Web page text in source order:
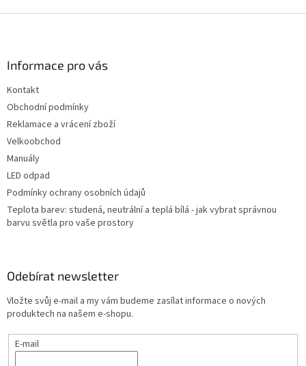
Informace pro vás
Kontakt
Obchodní podmínky
Reklamace a vrácení zboží
Velkoobchod
Manuály
LED odpad
Podmínky ochrany osobních údajů
Teplota barev: studená, neutrální a teplá bílá - jak vybrat správnou
barvu světla pro vaše prostory
Odebírat newsletter
Vložte svůj e-mail a my vám budeme zasílat informace o nových
produktech na našem e-shopu.
E-mail